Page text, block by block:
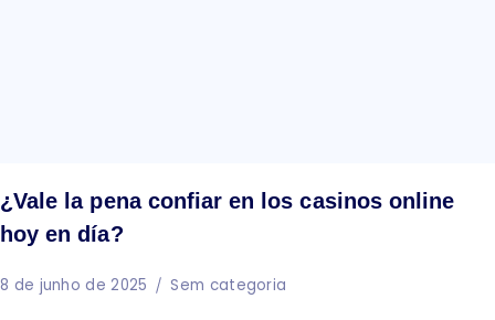
¿Vale la pena confiar en los casinos online
hoy en día?
8 de junho de 2025 Sem categoria